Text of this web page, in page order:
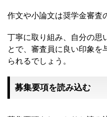
作文や小論文は奨学金審査
丁寧に取り組み、自分の思
とで、審査員に良い印象を
られるでしょう。
募集要項を読み込む